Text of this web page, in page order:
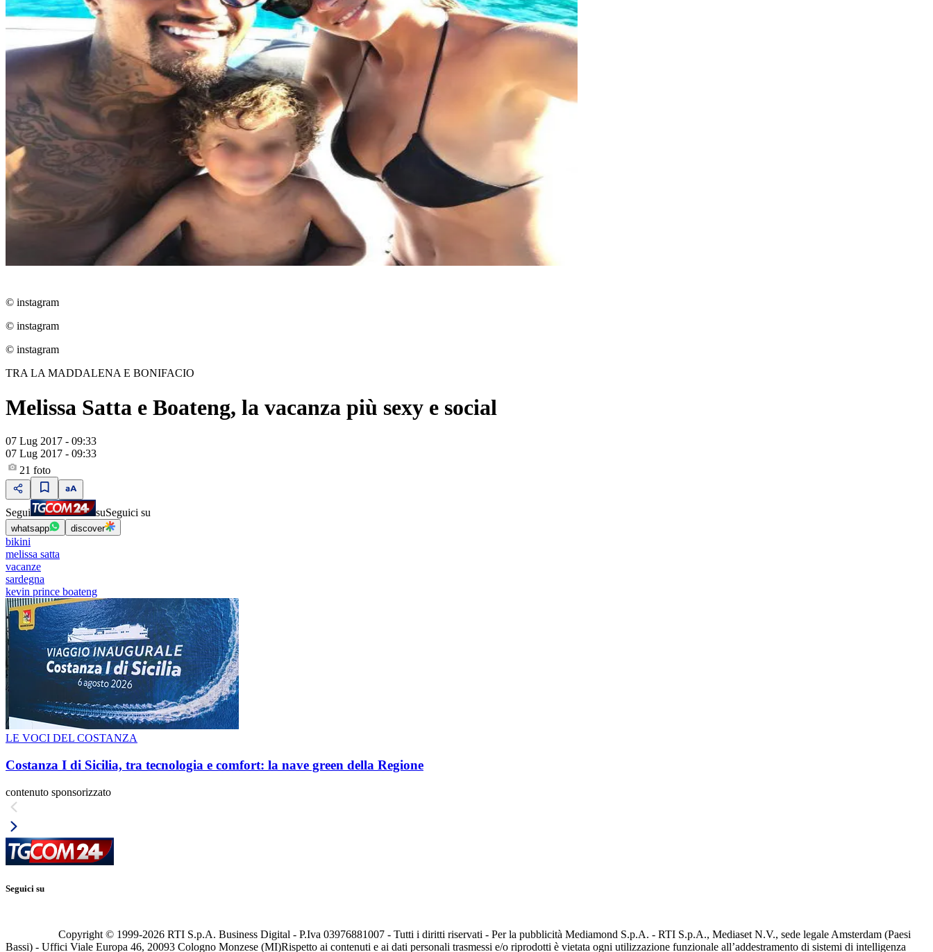
© instagram
© instagram
© instagram
TRA LA MADDALENA E BONIFACIO
Melissa Satta e Boateng, la vacanza più sexy e social
07 Lug 2017 - 09:33
07 Lug 2017 - 09:33
21 foto
Segui suSeguici su
whatsapp discover
bikini
melissa satta
vacanze
sardegna
kevin prince boateng
LE VOCI DEL COSTANZA
Costanza I di Sicilia, tra tecnologia e comfort: la nave green della Regione
contenuto sponsorizzato
Seguici su
Copyright © 1999-2026 RTI S.p.A. Business Digital - P.Iva 03976881007 - Tutti i diritti riservati - Per la pubblicità Mediamond S.p.A. - RTI S.p.A., Mediaset N.V., sede legale Amsterdam (Paesi
Bassi) - Uffici Viale Europa 46, 20093 Cologno Monzese (MI)Rispetto ai contenuti e ai dati personali trasmessi e/o riprodotti è vietata ogni utilizzazione funzionale all’addestramento di sistemi di intelligenza